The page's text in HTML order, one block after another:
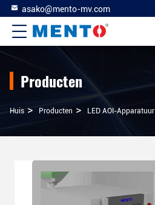
asako@mento-mv.com
Producten
Huis > Producten > LED AOI-Apparatuur